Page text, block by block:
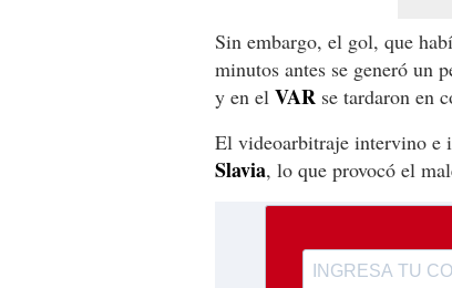
Sin embargo, el gol, que
minutos antes se generó un
y en el VAR se tardaron en
El videoarbitraje intervino e
Slavia, lo que provocó el